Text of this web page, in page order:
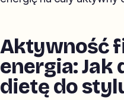
Aktywność
energia: Jak
dietę do